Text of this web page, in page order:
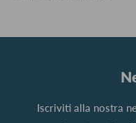
Iscriviti alla nostra